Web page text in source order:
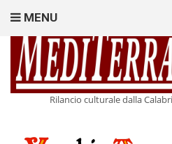
Rilancio culturale dalla
MENU